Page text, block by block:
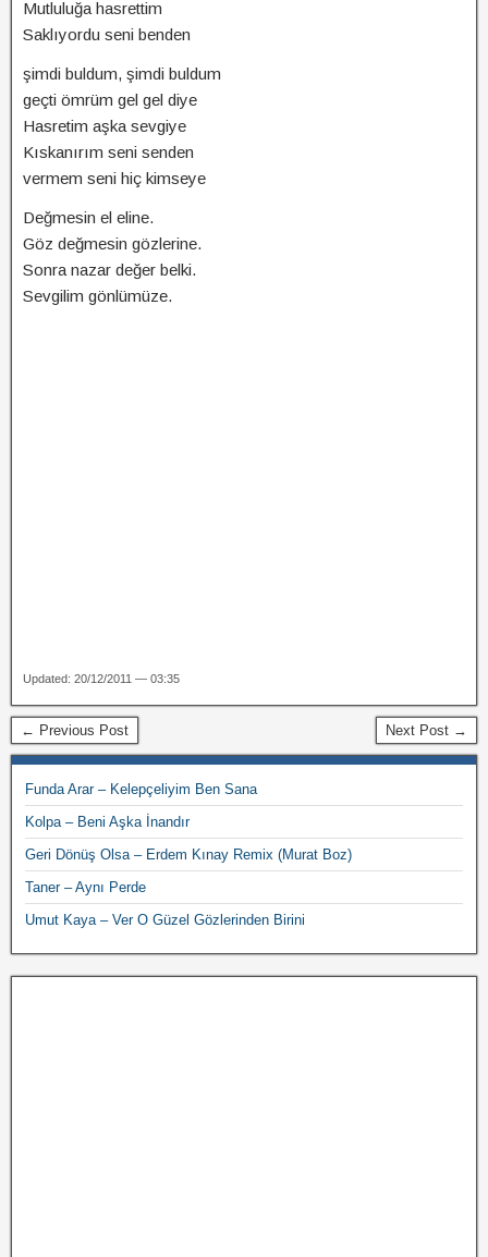
Mutluluğa hasrettim
Saklıyordu seni benden
şimdi buldum, şimdi buldum
geçti ömrüm gel gel diye
Hasretim aşka sevgiye
Kıskanırım seni senden
vermem seni hiç kimseye
Değmesin el eline.
Göz değmesin gözlerine.
Sonra nazar değer belki.
Sevgilim gönlümüze.
Updated: 20/12/2011 — 03:35
← Previous Post Next Post →
Funda Arar – Kelepçeliyim Ben Sana
Kolpa – Beni Aşka İnandır
Geri Dönüş Olsa – Erdem Kınay Remix (Murat Boz)
Taner – Aynı Perde
Umut Kaya – Ver O Güzel Gözlerinden Birini